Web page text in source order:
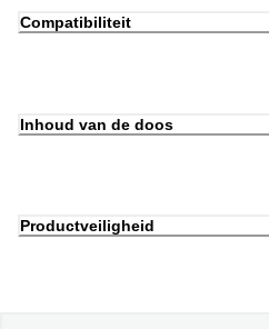
Compatibiliteit
Inhoud van de doos
Productveiligheid